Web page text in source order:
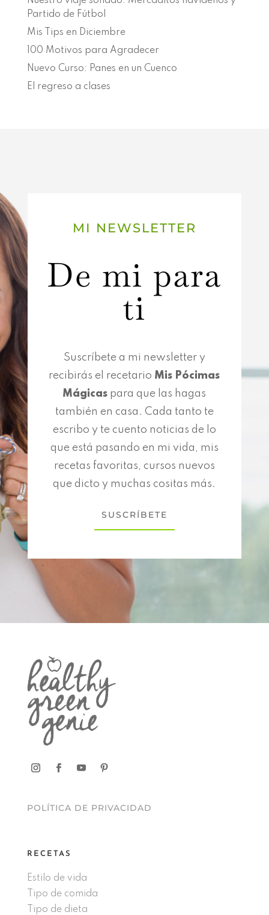
Partido de Fútbol
Mis Tips en Diciembre
100 Motivos para Agradecer
Nuevo Curso: Panes en un Cuenco
El regreso a clases
MI NEWSLETTER
De mi para
ti
Suscríbete a mi newsletter y
recibirás el recetario Mis Pócimas
Mágicas para que las hagas
también en casa. Cada tanto te
escribo y te cuento noticias de lo
que está pasando en mi vida, mis
recetas favoritas, cursos nuevos
que dicto y muchas cositas más.
SUSCRÍBETE
POLÍTICA DE PRIVACIDAD
RECETAS
Estilo de vida
Tipo de comida
Tipo de dieta